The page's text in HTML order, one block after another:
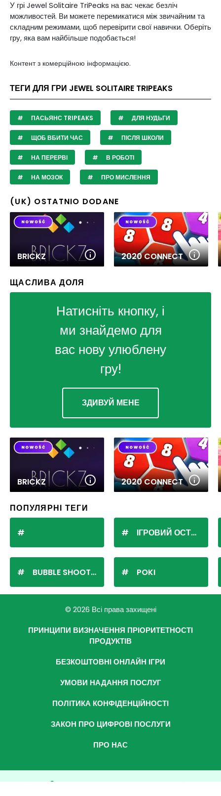
У грі Jewel Solitaire TriPeaks на вас чекає безліч
можливостей. Ви можете перемикатися між звичайним та
складним режимами, щоб перевірити свої навички. Оберіть
гру, яка вам найбільше подобається!
Контент з комерційною інформацією.
ТЕГИ ДЛЯ ГРИ JEWEL SOLITAIRE TRIPEAKS
ПАСЬЯНС TRIPEAKS ДЛЯ НУДЬГИ
ЩОБ ВБИТИ ЧАС ПІСЛЯ ШКОЛИ
НА ПЕРЕРВІ В РОБОТІ
НА МОЗОК ПРО МИСЛЕННЯ
(UK) OSTATNIO DODANE
BRICKZ 2020 CONNECT
ЩАСЛИВА ДОЛЯ
Натисніть кнопку, і
ми знайдемо для
вас нову улюблену
гру!
ЗДИВУЙ МЕНЕ
BRICKZ 2020 CONNECT
ПОПУЛЯРНІ ТЕГИ
BUBBLE SHOOTER
ІГРОВИЙ ОСТРІВ
POKI
© 2026 Всі права захищені
ПРИНЦИПИ ВИЗНАЧЕННЯ ПРІОРИТЕТНОСТІ
ПРОДУКТІВ
БЕЗКОШТОВНІ ОНЛАЙН ІГРИ
УМОВИ НАДАННЯ ПОСЛУГ
ПОЛІТИКА КОНФІДЕНЦІЙНОСТІ
ЗАКОН ПРО ЦИФРОВІ ПОСЛУГИ
ПРО НАС